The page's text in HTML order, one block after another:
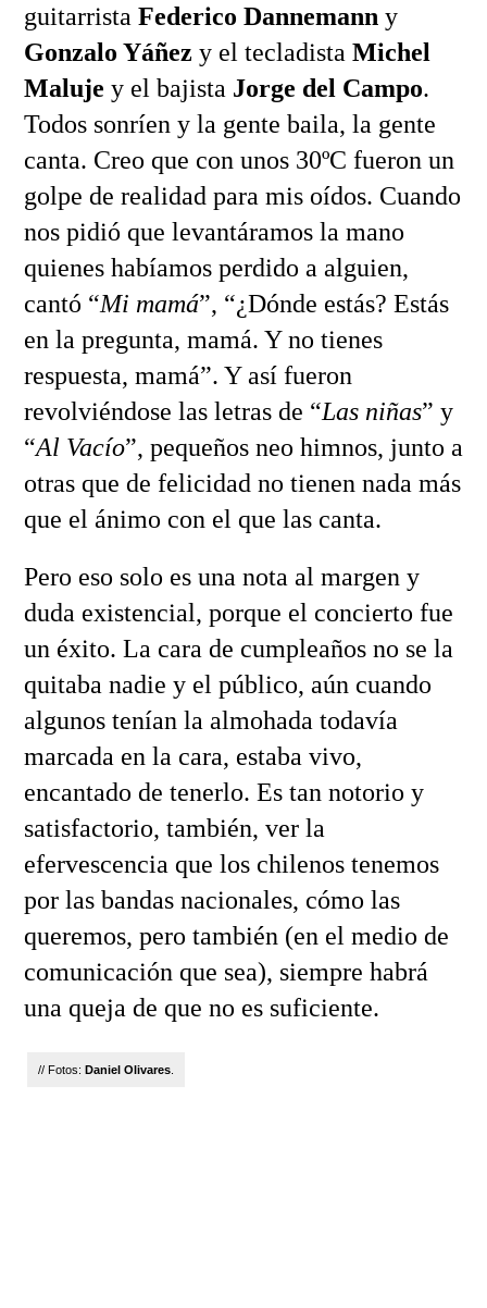
guitarrista Federico Dannemann y
Gonzalo Yáñez y el tecladista Michel
Maluje y el bajista Jorge del Campo.
Todos sonríen y la gente baila, la gente
canta. Creo que con unos 30ºC fueron un
golpe de realidad para mis oídos. Cuando
nos pidió que levantáramos la mano
quienes habíamos perdido a alguien,
cantó “Mi mamá”, “¿Dónde estás? Estás
en la pregunta, mamá. Y no tienes
respuesta, mamá”. Y así fueron
revolviéndose las letras de “Las niñas” y
“Al Vacío”, pequeños neo himnos, junto a
otras que de felicidad no tienen nada más
que el ánimo con el que las canta.
Pero eso solo es una nota al margen y
duda existencial, porque el concierto fue
un éxito. La cara de cumpleaños no se la
quitaba nadie y el público, aún cuando
algunos tenían la almohada todavía
marcada en la cara, estaba vivo,
encantado de tenerlo. Es tan notorio y
satisfactorio, también, ver la
efervescencia que los chilenos tenemos
por las bandas nacionales, cómo las
queremos, pero también (en el medio de
comunicación que sea), siempre habrá
una queja de que no es suficiente.
// Fotos: Daniel Olivares.